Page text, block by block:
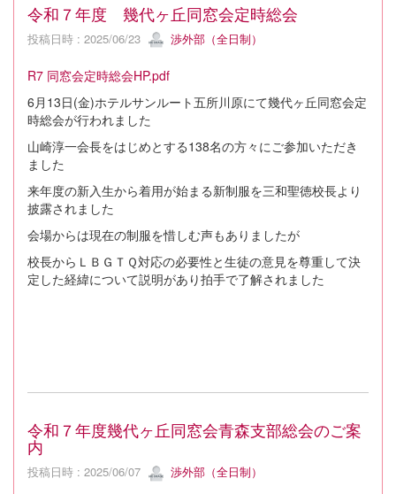
令和７年度 幾代ヶ丘同窓会定時総会
投稿日時 : 2025/06/23 渉外部（全日制）
R7 同窓会定時総会HP.pdf
6月13日(金)ホテルサンルート五所川原にて幾代ヶ丘同窓会定
時総会が行われました
山崎淳一会長をはじめとする138名の方々にご参加いただき
ました
来年度の新入生から着用が始まる新制服を三和聖徳校長より
披露されました
会場からは現在の制服を惜しむ声もありましたが
校長からＬＢＧＴＱ対応の必要性と生徒の意見を尊重して決
定した経緯について説明があり拍手で了解されました
令和７年度幾代ヶ丘同窓会青森支部総会のご案
内
投稿日時 : 2025/06/07 渉外部（全日制）